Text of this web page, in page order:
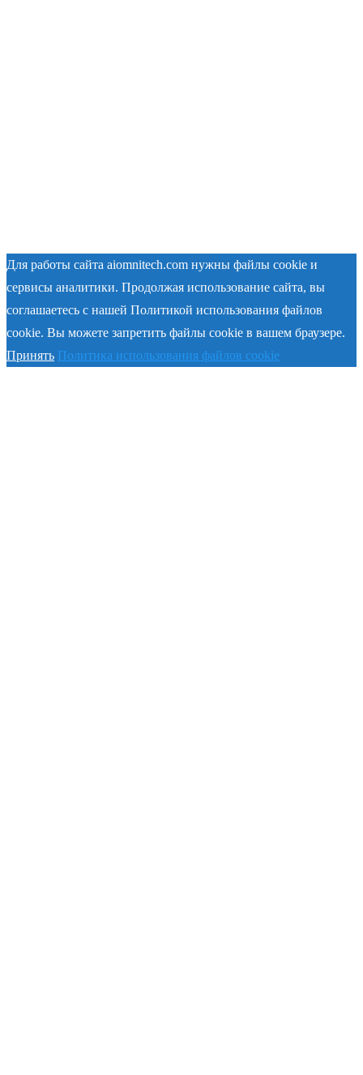
Для работы сайта aiomnitech.com нужны файлы cookie и
сервисы аналитики. Продолжая использование сайта, вы
соглашаетесь с нашей Политикой использования файлов
cookie. Вы можете запретить файлы cookie в вашем браузере.
Принять Политика использования файлов cookie